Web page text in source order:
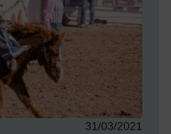
31/03/2021